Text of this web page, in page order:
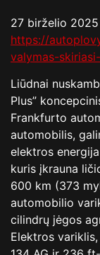
27 birželio 2025
https://
valymas-
Liūdnai
Plus”
Frankfurto
automobilis,
elektros
kuris įkrauna
600 km (373
automobilio
cilindrų jėgos
Elektros